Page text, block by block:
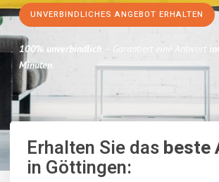
UNVERBINDLICHES ANGEBOT ERHALTEN
100% unverbindlich – Garantiert eine Antwort
Minuten.
Erhalten Sie dasbeste
in Göttingen: